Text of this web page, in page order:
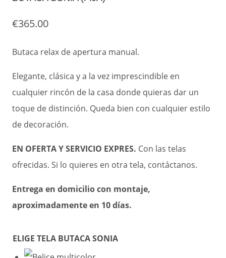
€365.00
Butaca relax de apertura manual.
Elegante, clásica y a la vez imprescindible en
cualquier rincón de la casa donde quieras dar un
toque de distinción. Queda bien con cualquier estilo
de decoración.
EN OFERTA Y SERVICIO EXPRES. Con las telas
ofrecidas. Si lo quieres en otra tela, contáctanos.
Entrega en domicilio con montaje,
aproximadamente en 10 días.
ELIGE TELA BUTACA SONIA